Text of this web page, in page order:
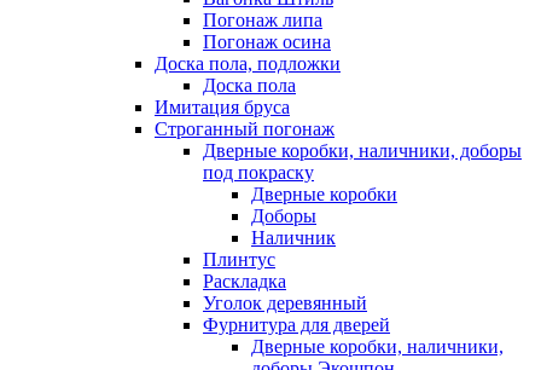
Погонаж липа
Погонаж осина
Доска пола, подложки
Доска пола
Имитация бруса
Строганный погонаж
Дверные коробки, наличники, доборы
под покраску
Дверные коробки
Доборы
Наличник
Плинтус
Раскладка
Уголок деревянный
Фурнитура для дверей
Дверные коробки, наличники,